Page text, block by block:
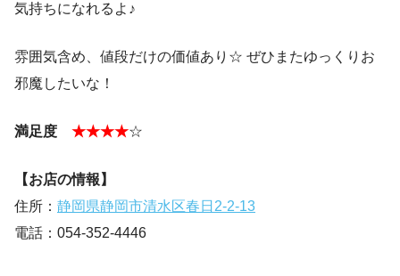
気持ちになれるよ♪
雰囲気含め、値段だけの価値あり☆ ぜひまたゆっくりお
邪魔したいな！
満足度 ★★★★☆
【お店の情報】
住所： 静岡県静岡市清水区春日2-2-13
電話：054-352-4446